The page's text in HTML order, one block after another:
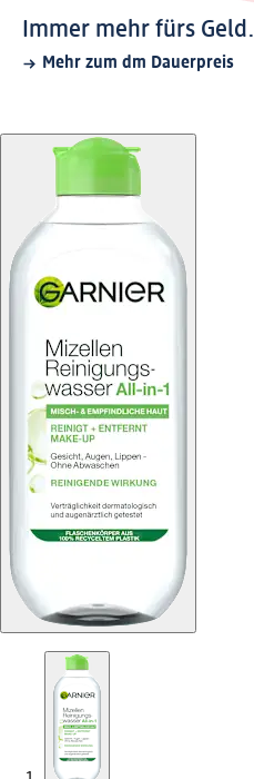
Immer mehr fürs Geld.
Mehr zum dm Dauerpreis